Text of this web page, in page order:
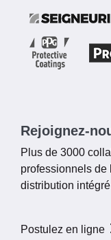
Rejoignez-
Plus de 3000
professionnels de
distribution intégré
Postulez en ligne